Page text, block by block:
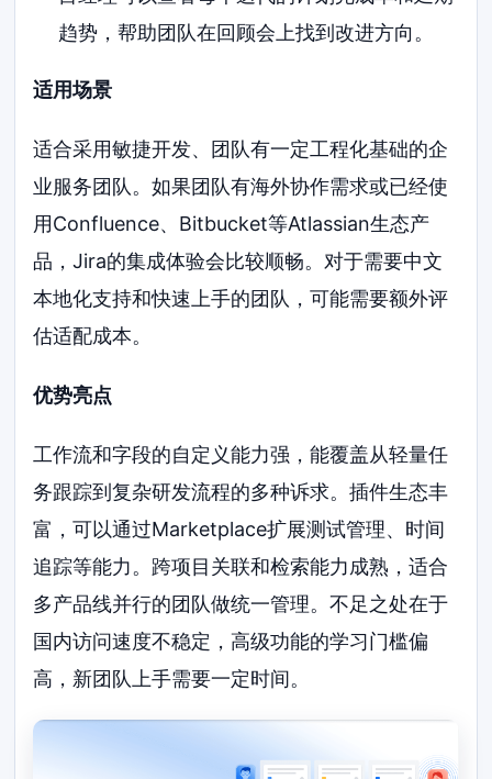
趋势，帮助团队在回顾会上找到改进方向。
适用场景
适合采用敏捷开发、团队有一定工程化基础的企
业服务团队。如果团队有海外协作需求或已经使
用Confluence、Bitbucket等Atlassian生态产
品，Jira的集成体验会比较顺畅。对于需要中文
本地化支持和快速上手的团队，可能需要额外评
估适配成本。
优势亮点
工作流和字段的自定义能力强，能覆盖从轻量任
务跟踪到复杂研发流程的多种诉求。插件生态丰
富，可以通过Marketplace扩展测试管理、时间
追踪等能力。跨项目关联和检索能力成熟，适合
多产品线并行的团队做统一管理。不足之处在于
国内访问速度不稳定，高级功能的学习门槛偏
高，新团队上手需要一定时间。